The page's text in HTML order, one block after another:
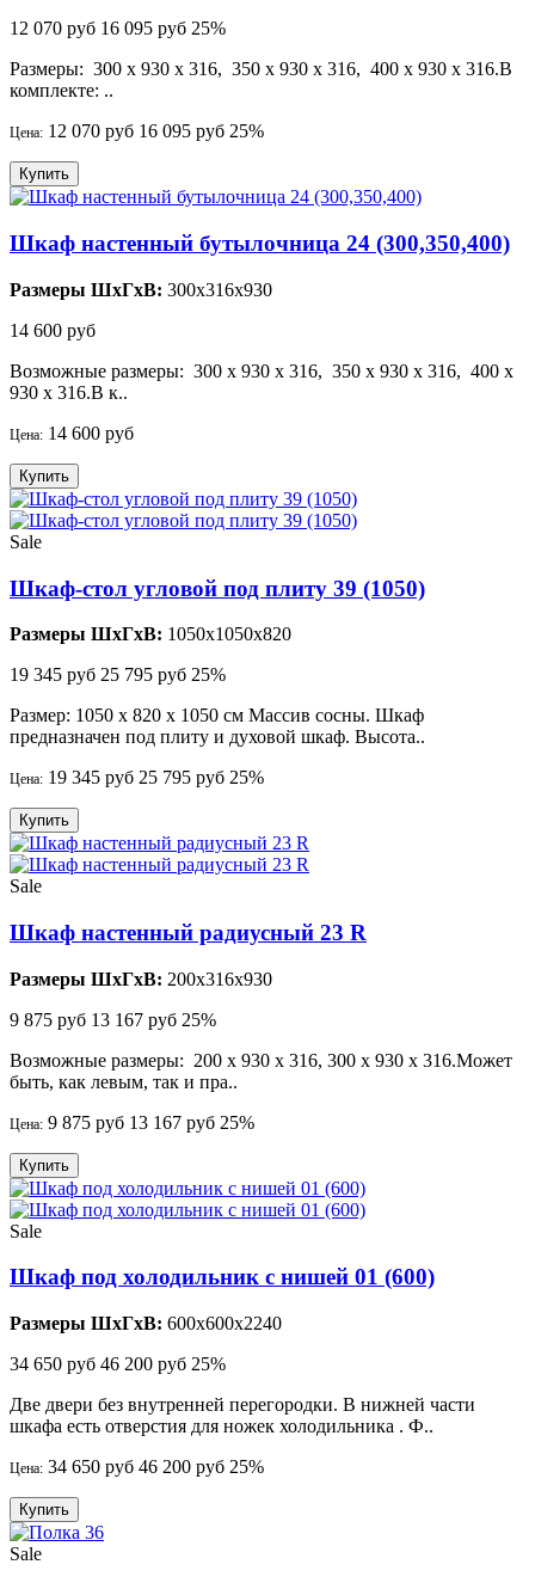
12 070 руб 16 095 руб 25%
Размеры: 300 х 930 х 316, 350 х 930 х 316, 400 х 930 х 316.В
комплекте: ..
Цена: 12 070 руб 16 095 руб 25%
Купить
Шкаф настенный бутылочница 24 (300,350,400)
Размеры ШхГхВ: 300x316x930
14 600 руб
Возможные размеры: 300 х 930 х 316, 350 х 930 х 316, 400 х
930 х 316.В к..
Цена: 14 600 руб
Купить
Sale
Шкаф-стол угловой под плиту 39 (1050)
Размеры ШхГхВ: 1050x1050x820
19 345 руб 25 795 руб 25%
Размер: 1050 х 820 х 1050 см Массив сосны. Шкаф
предназначен под плиту и духовой шкаф. Высота..
Цена: 19 345 руб 25 795 руб 25%
Купить
Sale
Шкаф настенный радиусный 23 R
Размеры ШхГхВ: 200x316x930
9 875 руб 13 167 руб 25%
Возможные размеры: 200 х 930 х 316, 300 х 930 х 316.Может
быть, как левым, так и пра..
Цена: 9 875 руб 13 167 руб 25%
Купить
Sale
Шкаф под холодильник с нишей 01 (600)
Размеры ШхГхВ: 600x600x2240
34 650 руб 46 200 руб 25%
Две двери без внутренней перегородки. В нижней части
шкафа есть отверстия для ножек холодильника . Ф..
Цена: 34 650 руб 46 200 руб 25%
Купить
Sale